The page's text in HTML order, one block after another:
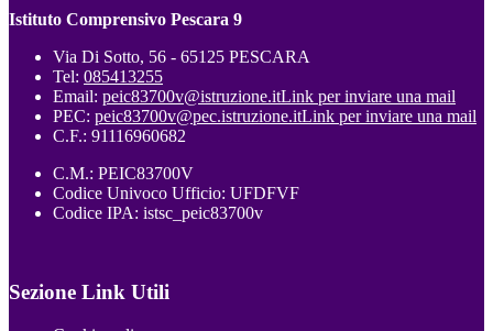
Istituto Comprensivo Pescara 9
Via Di Sotto, 56 - 65125 PESCARA
Tel: 085413255
Email: peic83700v@istruzione.itLink per inviare una mail
PEC: peic83700v@pec.istruzione.itLink per inviare una mail
C.F.: 91116960682
C.M.: PEIC83700V
Codice Univoco Ufficio: UFDFVF
Codice IPA: istsc_peic83700v
Sezione Link Utili